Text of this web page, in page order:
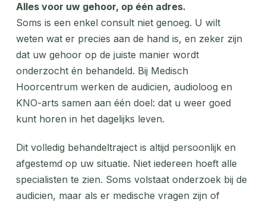
Alles voor uw gehoor, op één adres.
Soms is een enkel consult niet genoeg. U wilt
weten wat er precies aan de hand is, en zeker zijn
dat uw gehoor op de juiste manier wordt
onderzocht én behandeld. Bij Medisch
Hoorcentrum werken de audicien, audioloog en
KNO-arts samen aan één doel: dat u weer goed
kunt horen in het dagelijks leven.
Dit volledig behandeltraject is altijd persoonlijk en
afgestemd op uw situatie. Niet iedereen hoeft alle
specialisten te zien. Soms volstaat onderzoek bij de
audicien, maar als er medische vragen zijn of